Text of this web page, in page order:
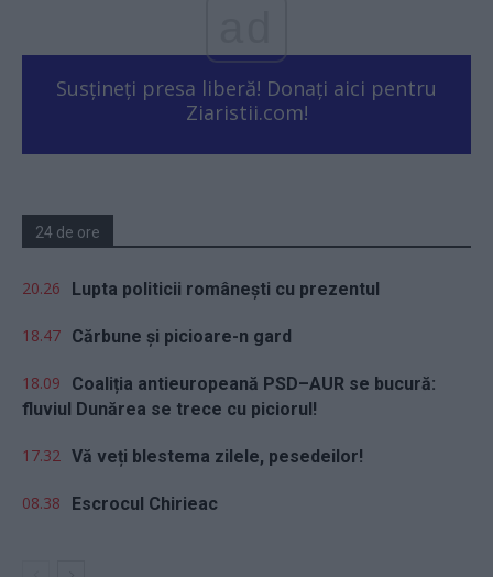
Susțineți presa liberă! Donați aici pentru
Ziaristii.com!
24 de ore
20.26 Lupta politicii românești cu prezentul
18.47 Cărbune și picioare-n gard
18.09
Coaliția antieuropeană PSD–AUR se bucură:
fluviul Dunărea se trece cu piciorul!
17.32 Vă veți blestema zilele, pesedeilor!
08.38 Escrocul Chirieac